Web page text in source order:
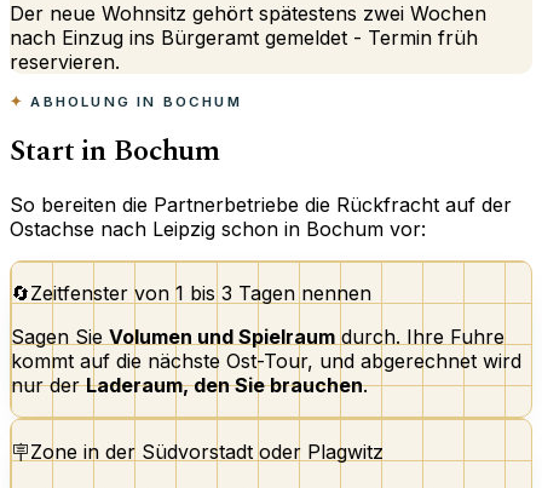
Der neue Wohnsitz gehört spätestens zwei Wochen
nach Einzug ins Bürgeramt gemeldet - Termin früh
reservieren.
ABHOLUNG IN BOCHUM
Start in Bochum
So bereiten die Partnerbetriebe die Rückfracht auf der
Ostachse nach Leipzig schon in Bochum vor:
🔄Zeitfenster von 1 bis 3 Tagen nennen
Sagen Sie Volumen und Spielraum durch. Ihre Fuhre
kommt auf die nächste Ost-Tour, und abgerechnet wird
nur derLaderaum, den Sie brauchen.
🪧Zone in der Südvorstadt oder Plagwitz